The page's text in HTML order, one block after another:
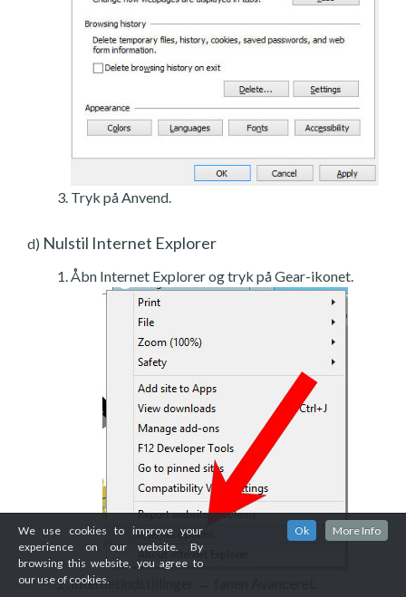
Tryk på Anvend.
d) Nulstil Internet Explorer
Åbn Internet Explorer og tryk på Gear-ikonet.
Internetindstillinger → fanen Avanceret.
We use cookies to improve your
experience on our website. By
browsing this website, you agree to
our use of cookies.
Ok More Info